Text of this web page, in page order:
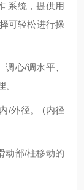
系统，提供用
可轻松进行操
心/调水平、
/外径。 (内径
动部/柱移动的